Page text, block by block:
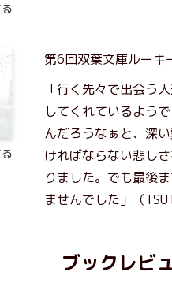
第6回双葉文庫ルーキ
「行く先々で出会う
してくれているよう
んだろうなぁと、深
ければならない悲し
りました。でも最後
ませんでした」（
ブックレビ